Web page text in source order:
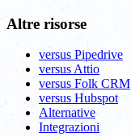
Altre risorse
versus Pipedrive
versus Attio
versus Folk CRM
versus Hubspot
Alternative
Integrazioni